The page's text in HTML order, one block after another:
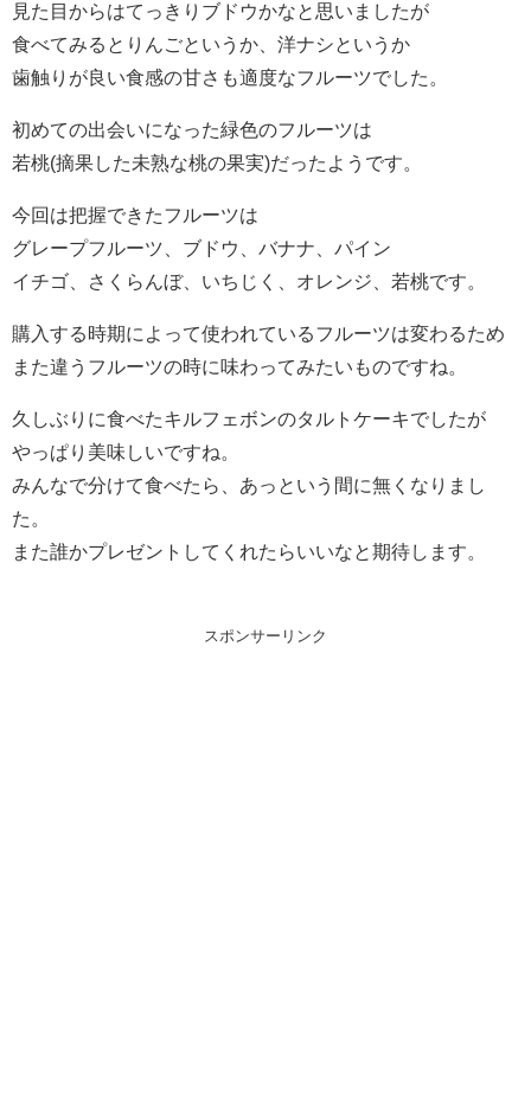
見た目からはてっきりブドウかなと思いましたが
食べてみるとりんごというか、洋ナシというか
歯触りが良い食感の甘さも適度なフルーツでした。
初めての出会いになった緑色のフルーツは
若桃(摘果した未熟な桃の果実)だったようです。
今回は把握できたフルーツは
グレープフルーツ、ブドウ、バナナ、パイン
イチゴ、さくらんぼ、いちじく、オレンジ、若桃です。
購入する時期によって使われているフルーツは変わるため
また違うフルーツの時に味わってみたいものですね。
久しぶりに食べたキルフェボンのタルトケーキでしたが
やっぱり美味しいですね。
みんなで分けて食べたら、あっという間に無くなりまし
た。
また誰かプレゼントしてくれたらいいなと期待します。
スポンサーリンク